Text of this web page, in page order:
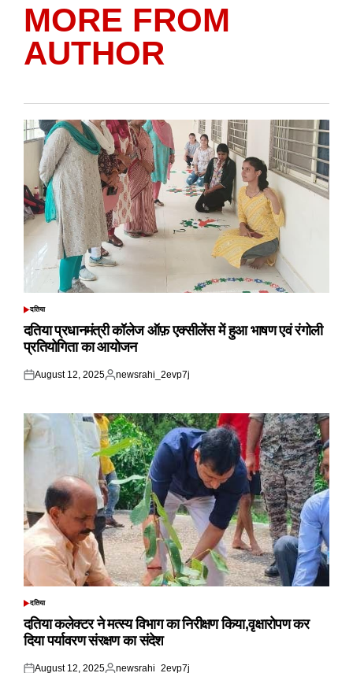
MORE FROM
AUTHOR
POSTED
दतिया
दतिया प्रधानमंत्री कॉलेज ऑफ़ एक्सीलेंस में हुआ भाषण एवं रंगोली
प्रतियोगिता का आयोजन
Posted
August 12, 2025
Posted
newsrahi_2evp7j
POSTED
दतिया
दतिया कलेक्टर ने मत्स्य विभाग का निरीक्षण किया,वृक्षारोपण कर
दिया पर्यावरण संरक्षण का संदेश
August 12, 2025 newsrahi_2evp7j